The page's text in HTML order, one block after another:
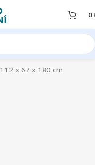
0
112 x 67 x 180 cm